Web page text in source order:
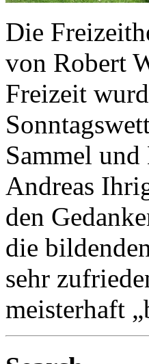
Die
von Robert
Freizeit
Sammel
Andreas
den
die
sehr
meisterhaft